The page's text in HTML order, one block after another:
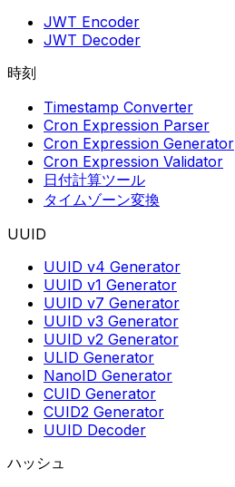
JWT Encoder
JWT Decoder
時刻
Timestamp Converter
Cron Expression Parser
Cron Expression Generator
Cron Expression Validator
日付計算ツール
タイムゾーン変換
UUID
UUID v4 Generator
UUID v1 Generator
UUID v7 Generator
UUID v3 Generator
UUID v2 Generator
ULID Generator
NanoID Generator
CUID Generator
CUID2 Generator
UUID Decoder
ハッシュ